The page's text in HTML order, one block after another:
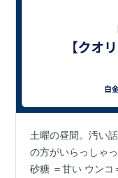
土曜の昼間。汚い
の方がいらっしゃ
砂糖 ＝甘い ウンコ